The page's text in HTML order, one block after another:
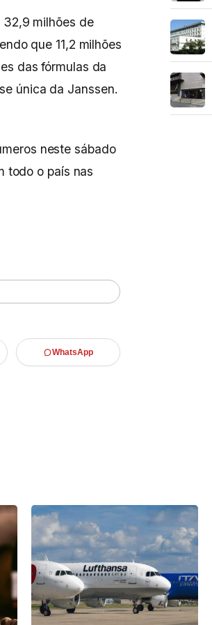
32,9 milhões de
que 11,2 milhões
das fórmulas da
única da Janssen.
neste sábado
todo o país nas
WhatsApp